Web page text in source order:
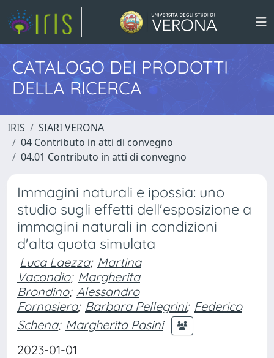
CATALOGO DEI PRODOTTI
DELLA RICERCA
IRIS
SIARI VERONA
04 Contributo in atti di convegno
04.01 Contributo in atti di convegno
Immagini naturali e ipossia: uno
studio sugli effetti dell'esposizione a
immagini naturali in condizioni
d'alta quota simulata
Luca Laezza; Martina
Vacondio; Margherita
Brondino; Alessandro
Fornasiero; Barbara Pellegrini; Federico
Schena; Margherita Pasini
2023-01-01